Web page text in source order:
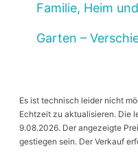
Familie, Heim
Garten –
Es ist technisch leider nicht
Echtzeit zu aktualisieren. Die
9.08.2026. Der angezeigte
gestiegen sein. Der Verkauf